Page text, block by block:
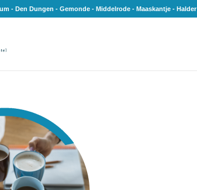
- Den Dungen - Gemonde - Middelrode - Maaskantje - Halder